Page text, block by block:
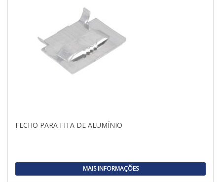
FECHO PARA FITA DE ALUMÍNIO
MAIS INFORMAÇÕES